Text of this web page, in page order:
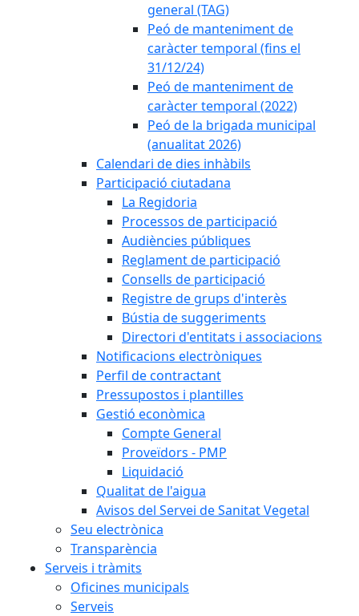
general (TAG)
Peó de manteniment de
caràcter temporal (fins el
31/12/24)
Peó de manteniment de
caràcter temporal (2022)
Peó de la brigada municipal
(anualitat 2026)
Calendari de dies inhàbils
Participació ciutadana
La Regidoria
Processos de participació
Audiències públiques
Reglament de participació
Consells de participació
Registre de grups d'interès
Bústia de suggeriments
Directori d'entitats i associacions
Notificacions electròniques
Perfil de contractant
Pressupostos i plantilles
Gestió econòmica
Compte General
Proveïdors - PMP
Liquidació
Qualitat de l'aigua
Avisos del Servei de Sanitat Vegetal
Seu electrònica
Transparència
Serveis i tràmits
Oficines municipals
Serveis